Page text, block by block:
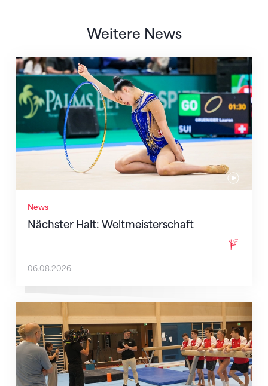
Weitere News
News
Nächster Halt: Weltmeisterschaft
Nächster Halt: Weltmeisterschaft
06.08.2026
Mit klaren Zielen nach Zagreb